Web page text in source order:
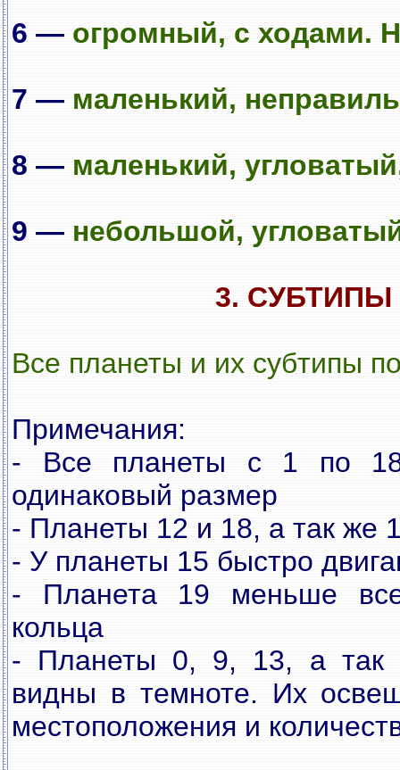
6 — огромный, с ходами.
7 — маленький,
8 — маленький,
9 — небольшой,
3. СУБТИПЫ
Все планеты и их субтипы
Примечания:
- Все планеты с 1 по 18
одинаковый размер
- Планеты 12 и 18, а так же
- У планеты 15 быстро
- Планета 19 меньше
кольца
- Планеты 0, 9, 13, а так
видны в темноте. Их
местоположения и